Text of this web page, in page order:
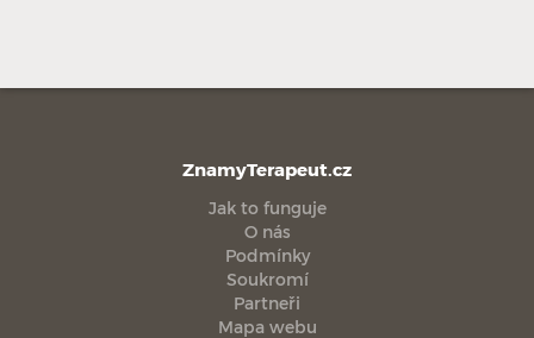
ZnamyTerapeut.cz
Jak to funguje
O nás
Podmínky
Soukromí
Partneři
Mapa webu